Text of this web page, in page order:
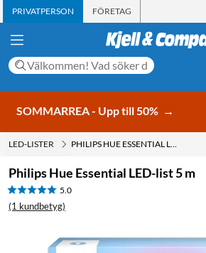
PRIVATPERSON FÖRETAG
SOMMARREA - Upp till 50% →
LED-LISTER PHILIPS HUE ESSENTIAL LED-LIST 5 M
Philips Hue Essential LED-list 5 m
5.0
(1 kundbetyg)